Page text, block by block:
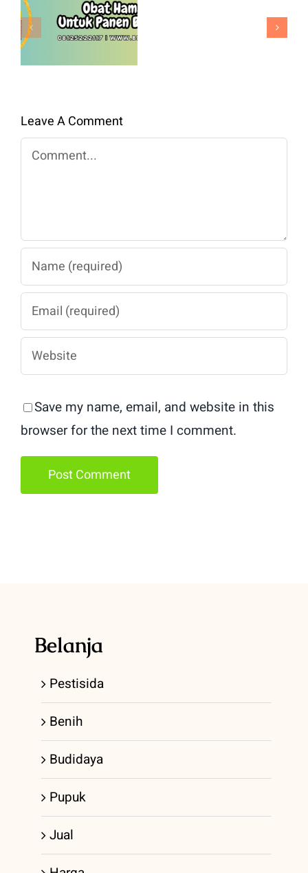
Padi Untuk
Panen
Berkualitas
Leave A Comment
Comment
Save my name, email, and website in this
browser for the next time I comment.
Belanja
Pestisida
Benih
Budidaya
Pupuk
Jual